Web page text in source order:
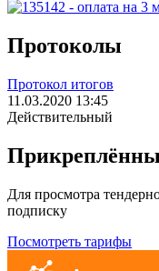
Протоколы
Протокол итогов
11.03.2020 13:45
Действительный
Для просмотра
подписку
Посмотреть тарифы